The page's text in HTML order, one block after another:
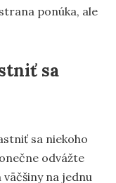
ponúka, ale
sa
sa niekoho
odvážte
na jednu